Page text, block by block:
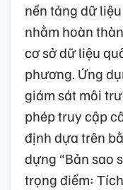
nền tảng dữ
nhằm hoàn
cơ sở dữ liệu
phương. Ứng
giám sát môi
phép truy cập
định dựa trên
dựng “Bản sao
trọng điểm: